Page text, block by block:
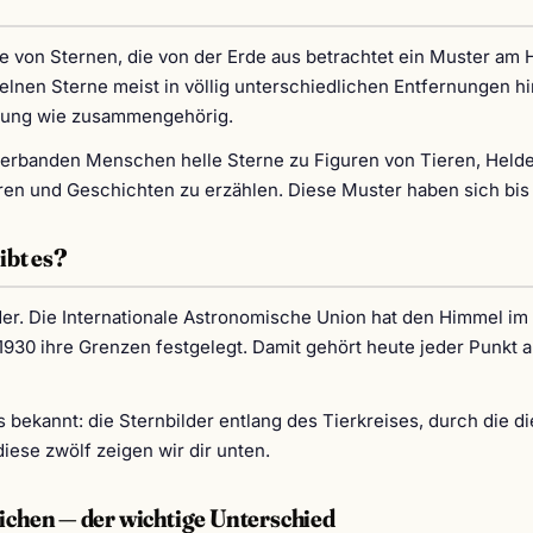
von Sternen, die von der Erde aus betrachtet ein Muster am
Sterne meist in völlig unterschiedlichen Entfernungen
wie zusammengehörig.
Menschen helle Sterne zu Figuren von Tieren,
und Geschichten zu erzählen. Diese Muster haben sich
es?
Die Internationale Astronomische Union hat den Himmel
ihre Grenzen festgelegt. Damit gehört heute jeder Punkt
bekannt: die Sternbilder entlang des Tierkreises, durch die
zwölf zeigen wir dir unten.
— der wichtige Unterschied